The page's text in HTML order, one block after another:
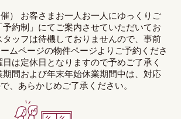
催） お客さまお一人お一人にゆっくりご
約制」にてご案内させていただいてお
タッフは待機しておりませんので、事前
ムページの物件ページよりご予約くださ
は定休日となりますので予めご了承く
期間および年末年始休業期間中は、対応
、あらかじめご了承ください。